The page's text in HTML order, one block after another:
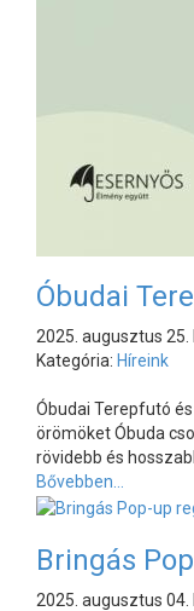
Óbudai
2025. augusztus
Kategória: Híreink
Óbudai Terepfutó
örömöket Óbuda
rövidebb és
Bővebben...
Bringás
2025. augusztus